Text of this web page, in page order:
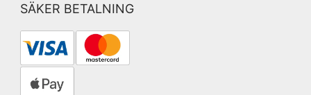
SÄKER BETALNING